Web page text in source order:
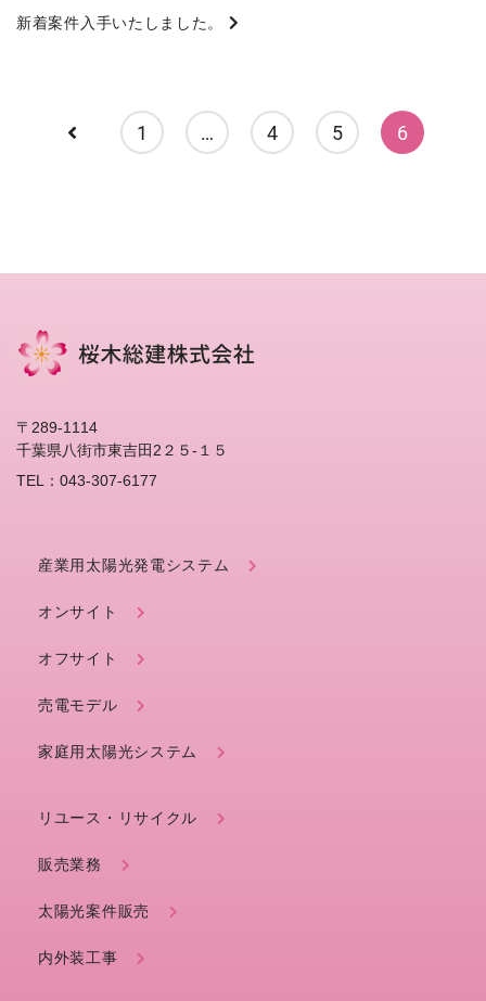
新着案件入手いたしました。
1 … 4 5 6
〒289-1114
千葉県八街市東吉田2２５-１５
TEL：043-307-6177
産業用太陽光発電システム
オンサイト
オフサイト
売電モデル
家庭用太陽光システム
リユース・リサイクル
販売業務
太陽光案件販売
内外装工事